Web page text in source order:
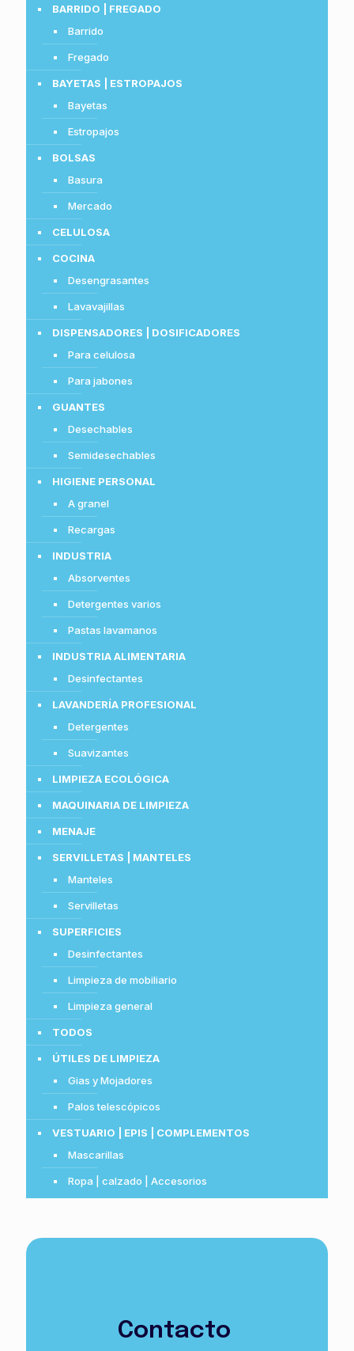
BARRIDO | FREGADO
Barrido
Fregado
BAYETAS | ESTROPAJOS
Bayetas
Estropajos
BOLSAS
Basura
Mercado
CELULOSA
COCINA
Desengrasantes
Lavavajillas
DISPENSADORES | DOSIFICADORES
Para celulosa
Para jabones
GUANTES
Desechables
Semidesechables
HIGIENE PERSONAL
A granel
Recargas
INDUSTRIA
Absorventes
Detergentes varios
Pastas lavamanos
INDUSTRIA ALIMENTARIA
Desinfectantes
LAVANDERÍA PROFESIONAL
Detergentes
Suavizantes
LIMPIEZA ECOLÓGICA
MAQUINARIA DE LIMPIEZA
MENAJE
SERVILLETAS | MANTELES
Manteles
Servilletas
SUPERFICIES
Desinfectantes
Limpieza de mobiliario
Limpieza general
TODOS
ÚTILES DE LIMPIEZA
Gias y Mojadores
Palos telescópicos
VESTUARIO | EPIS | COMPLEMENTOS
Mascarillas
Ropa | calzado | Accesorios
Contacto